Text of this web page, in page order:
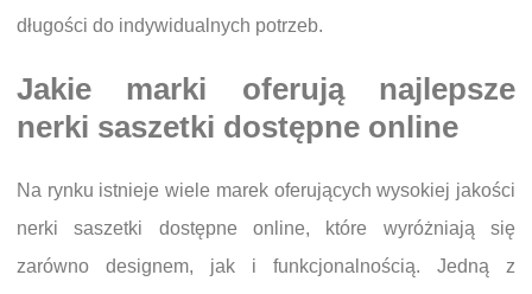
długości do indywidualnych potrzeb.
Jakie marki oferują najlepsze
nerki saszetki dostępne online
Na rynku istnieje wiele marek oferujących wysokiej jakości
nerki saszetki dostępne online, które wyróżniają się
zarówno designem, jak i funkcjonalnością. Jedną z